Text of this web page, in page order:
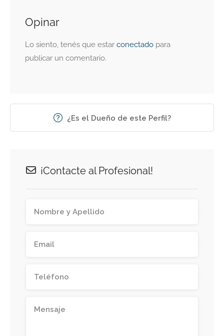
Opinar
Lo siento, tenés que estar conectado para
publicar un comentario.
¿Es el Dueño de este Perfil?
¡Contacte al Profesional!